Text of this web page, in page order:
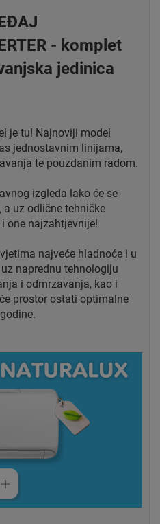
- komplet
jedinica
je tu! Najnoviji model
jednostavnim linijama,
te pouzdanim radom.
izgleda lako će se
uz odlične tehničke
one najzahtjevnije!
najveće hladnoće i u
naprednu tehnologiju
i odmrzavanja, kao i
prostor ostati optimalne